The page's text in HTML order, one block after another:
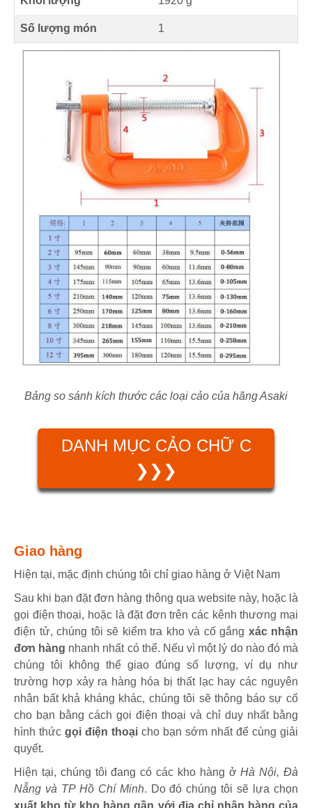
Số lượng món 1
Bảng so sánh kích thước các loại cảo của hãng Asaki
DANH MỤC CẢO CHỮ C
❯❯❯
Giao hàng
Hiện tại, mặc định chúng tôi chỉ giao hàng ở Việt Nam
Sau khi bạn đặt đơn hàng thông qua website này, hoặc là
gọi điện thoại, hoặc là đặt đơn trên các kênh thương mại
điện tử, chúng tôi sẽ kiểm tra kho và cố gắng xác nhận
đơn hàng nhanh nhất có thể. Nếu vì một lý do nào đó mà
chúng tôi không thể giao đúng số lượng, ví dụ như
trường hợp xảy ra hàng hóa bị thất lạc hay các nguyên
nhân bất khả kháng khác, chúng tôi sẽ thông báo sự cố
cho bạn bằng cách gọi điện thoại và chỉ duy nhất bằng
hình thức gọi điện thoại cho bạn sớm nhất để cùng giải
quyết.
Hiện tại, chúng tôi đang có các kho hàng ởHà Nội, Đà
Nẵng và TP Hồ Chí Minh. Do đó chúng tôi sẽ lựa chọn